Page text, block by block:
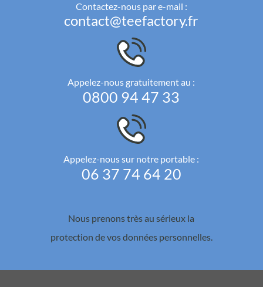
Contactez-nous par e-mail :
contact@teefactory.fr
Appelez-nous gratuitement au :
0800 94 47 33
Appelez-nous sur notre portable :
06 37 74 64 20
Nous prenons très au sérieux la
protection de vos données personnelles.